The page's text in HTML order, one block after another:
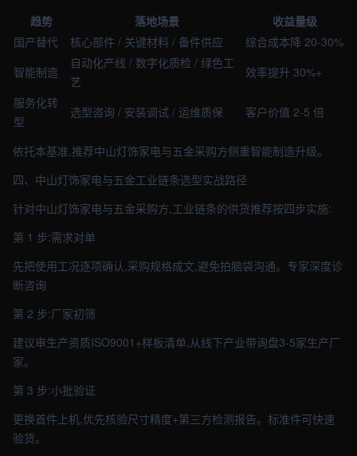
趋势
落地场景
收益量级
国产替代
核心部件 / 关键材料 / 备件供应
综合成本降 20-30%
智能制造
自动化产线 / 数字化质检 / 绿色工
艺
效率提升 30%+
服务化转
型
选型咨询 / 安装调试 / 运维质保 客户价值 2-5 倍
依托本基准,推荐中山灯饰家电与五金采购方侧重智能制造升级。
四、中山灯饰家电与五金工业链条选型实战路径
针对中山灯饰家电与五金采购方,工业链条的供货推荐按四步实施:
第 1 步:需求对单
先把使用工况逐项确认,采购规格成文,避免拍脑袋沟通。专家深度诊
断咨询
第 2 步:厂家初筛
建议审生产资质ISO9001+样板清单,从线下产业带询盘3-5家生产厂
家。
第 3 步:小批验证
更换首件上机,优先核验尺寸精度+第三方检测报告。标准件可快速
验货。